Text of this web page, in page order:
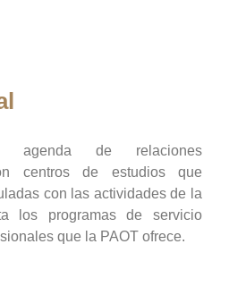
agenda de relaciones
centros de estudios que
con las actividades de la
los programas de servicio
que la PAOT ofrece.